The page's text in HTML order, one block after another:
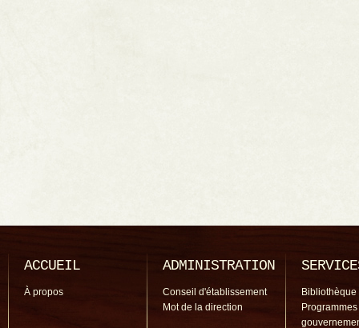
ACCUEIL
À propos
ADMINISTRATION
Conseil d'établissement
Mot de la direction
Bibliothèque
Programmes